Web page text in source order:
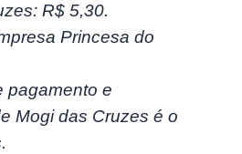
R$ 5,30.
Princesa do
pagamento e
Mogi das Cruzes é o